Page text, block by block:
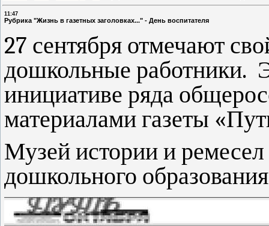
11:47
Рубрика "Жизнь в газетных заголовках..." - День воспитателя
27 сентября отмечают
дошкольные работники.
инициативе ряда
материалами газеты
Музей истории и ремесел
дошкольного